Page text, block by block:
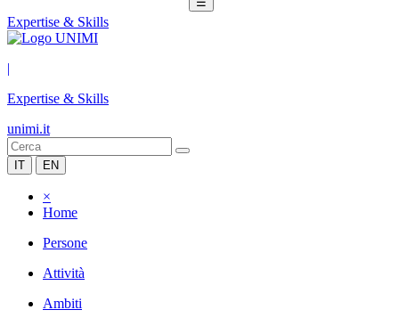
Expertise & Skills
|
Expertise & Skills
unimi.it
IT EN
×
Home
Persone
Attività
Ambiti